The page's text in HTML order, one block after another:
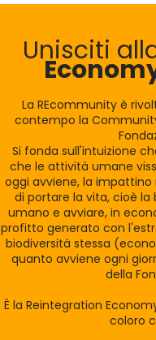
Unisciti
La REcommunity è
contempo la
Si fonda sull'intuizione
che le attività umane
oggi avviene, la
di portare la vita, cioè
umano e avviare, in
profitto generato con
biodiversità stessa
quanto avviene ogni
della
È la Reintegration
coloro